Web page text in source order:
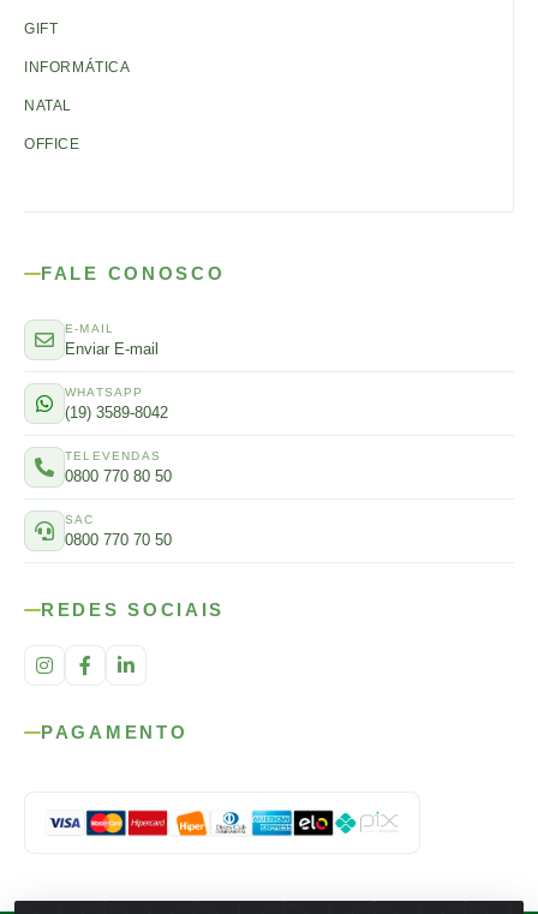
GIFT
INFORMÁTICA
NATAL
OFFICE
FALE CONOSCO
E-MAIL
Enviar E-mail
WHATSAPP
(19) 3589-8042
TELEVENDAS
0800 770 80 50
SAC
0800 770 70 50
REDES SOCIAIS
PAGAMENTO